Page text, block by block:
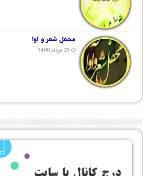
محفل شعر و آوا
21 مرداد 1400